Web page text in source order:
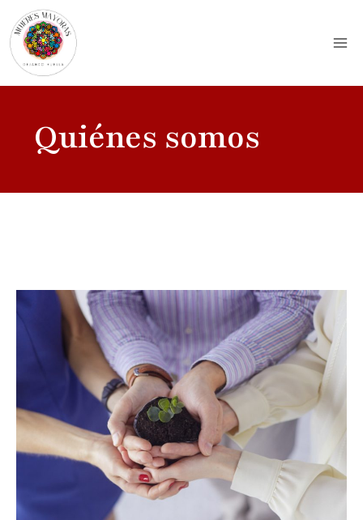
Quiénes somos